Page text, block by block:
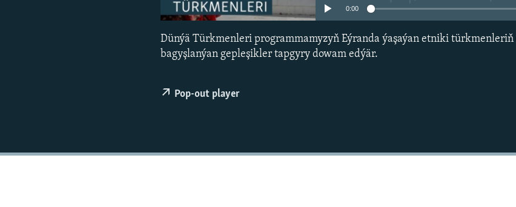
0:00
Dünýä Türkmenleri programmamyzyň Eýranda ýaşaýan etniki
bagyşlanýan gepleşikler tapgyry dowam edýär.
Pop-out player